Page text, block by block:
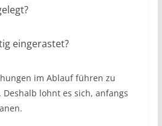
eingerastet?
im Ablauf führen zu
lohnt es sich, anfangs